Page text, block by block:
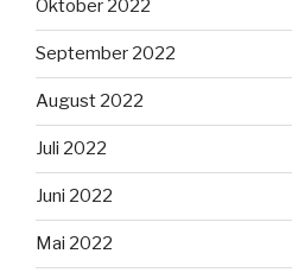
Oktober 2022
September 2022
August 2022
Juli 2022
Juni 2022
Mai 2022